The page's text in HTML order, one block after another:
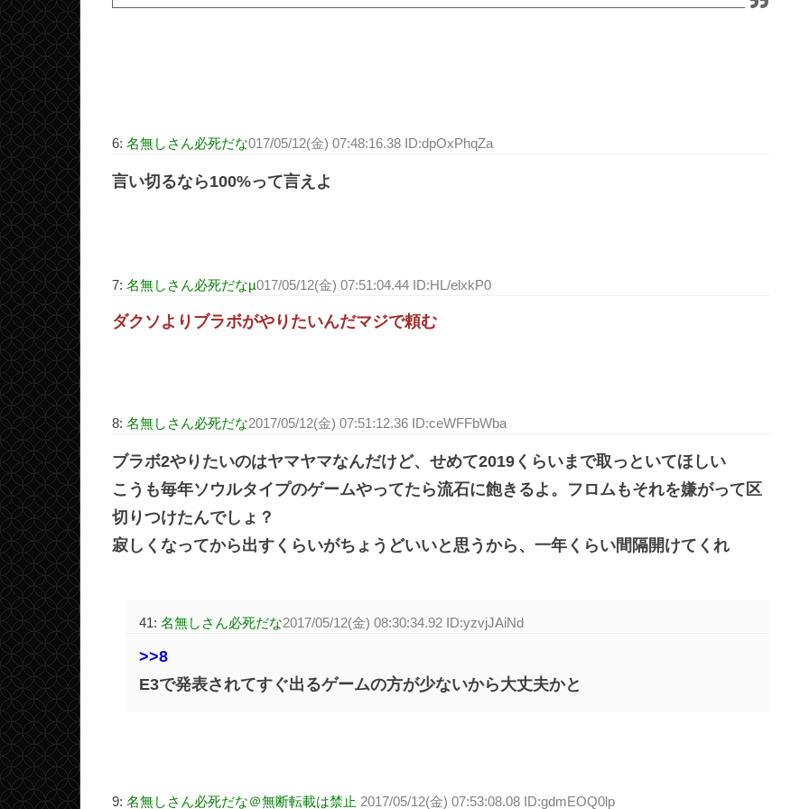
6: 名無しさん必死だな017/05/12(金) 07:48:16.38 ID:dpOxPhqZa
言い切るなら100%って言えよ
7: 名無しさん必死だなµ017/05/12(金) 07:51:04.44 ID:HL/elxkP0
ダクソよりブラボがやりたいんだマジで頼む
8: 名無しさん必死だな2017/05/12(金) 07:51:12.36 ID:ceWFFbWba
ブラボ2やりたいのはヤマヤマなんだけど、せめて2019くらいまで取っといてほしい
こうも毎年ソウルタイプのゲームやってたら流石に飽きるよ。フロムもそれを嫌がって区
切りつけたんでしょ？
寂しくなってから出すくらいがちょうどいいと思うから、一年くらい間隔開けてくれ
41: 名無しさん必死だな2017/05/12(金) 08:30:34.92 ID:yzvjJAiNd
>>8
E3で発表されてすぐ出るゲームの方が少ないから大丈夫かと
9: 名無しさん必死だな＠無断転載は禁止 2017/05/12(金) 07:53:08.08 ID:gdmEOQ0lp